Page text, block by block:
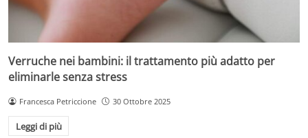
Verruche nei bambini: il trattamento più adatto per
eliminarle senza stress
Francesca Petriccione 30 Ottobre 2025
Leggi di più